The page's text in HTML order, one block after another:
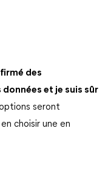
des
et je suis sûr
seront
choisir une en